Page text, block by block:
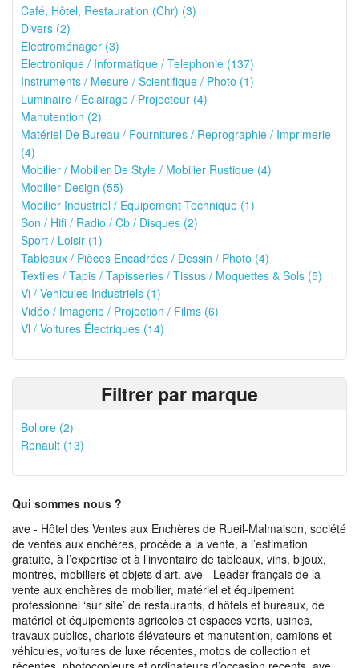
Café, Hôtel, Restauration (Chr) (3)
Divers (2)
Electroménager (3)
Electronique / Informatique / Telephonie (137)
Instruments / Mesure / Scientifique / Photo (1)
Luminaire / Eclairage / Projecteur (4)
Manutention (2)
Matériel De Bureau / Fournitures / Reprographie / Imprimerie
(4)
Mobilier / Mobilier De Style / Mobilier Rustique (4)
Mobilier Design (55)
Mobilier Industriel / Equipement Technique (1)
Son / Hifi / Radio / Cb / Disques (2)
Sport / Loisir (1)
Tableaux / Pièces Encadrées / Dessin / Photo (4)
Textiles / Tapis / Tapisseries / Tissus / Moquettes & Sols (5)
Vi / Vehicules Industriels (1)
Vidéo / Imagerie / Projection / Films (6)
Vl / Voitures Électriques (14)
Filtrer par marque
Bollore (2)
Renault (13)
Qui sommes nous ?
ave - Hôtel des Ventes aux Enchères de Rueil-Malmaison, société
de ventes aux enchères, procède à la vente, à l’estimation
gratuite, à l’expertise et à l’inventaire de tableaux, vins, bijoux,
montres, mobiliers et objets d’art. ave - Leader français de la
vente aux enchères de mobilier, matériel et équipement
professionnel ‘sur site’ de restaurants, d’hôtels et bureaux, de
matériel et équipements agricoles et espaces verts, usines,
travaux publics, chariots élévateurs et manutention, camions et
véhicules, voitures de luxe récentes, motos de collection et